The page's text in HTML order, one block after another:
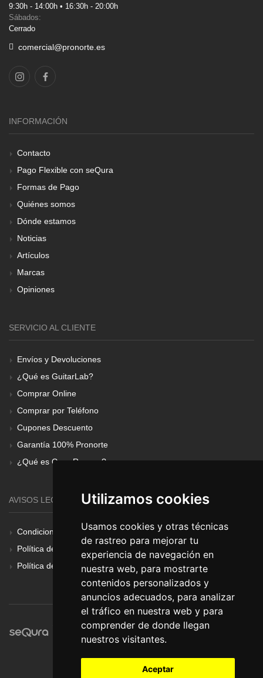
Utilizamos cookies
Usamos cookies y otras técnicas
de rastreo para mejorar tu
experiencia de navegación en
nuestra web, para mostrarte
contenidos personalizados y
anuncios adecuados, para analizar
el tráfico en nuestra web y para
comprender de donde llegan
nuestros visitantes.
Aceptar
9:30h - 14:00h • 16:30h - 20:00h
Sábados:
Cerrado
comercial@pronorte.es
INFORMACIÓN
Contacto
Pago Flexible con seQura
Formas de Pago
Quiénes somos
Dónde estamos
Noticias
Artículos
Marcas
Opiniones
SERVICIO AL CLIENTE
Envíos y Devoluciones
¿Qué es GuitarLab?
Comprar Online
Comprar por Teléfono
Cupones Descuento
Garantía 100% Pronorte
¿Qué es Gear Renove?
AVISOS LEGALES
Condiciones Generales
Política de Cookies
Política de Privacidad